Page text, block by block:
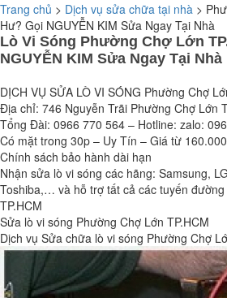
Trang chủ > Dịch vụ sửa chữa tại nhà >
Hư? Gọi NGUYỄN KIM Sửa Ngay Tại Nhà
Lò Vi Sóng Phường Chợ Lớn
NGUYỄN KIM Sửa Ngay Tại Nhà
DỊCH VỤ SỬA LÒ VI SÓNG Phường Chợ
Địa chỉ: 746 Nguyễn Trãi Phường Chợ Lớn
Tổng Đài: 0966 770 564 – Hotline: zalo:
Có mặt trong 30p – Uy Tín – Giá từ
Chính sách bảo hành dài hạn
Nhận sửa lò vi sóng các hãng: Samsung,
Toshiba,… và hỗ trợ tất cả các tuyến
TP.HCM
Sửa lò vi sóng Phường Chợ Lớn TP.HCM
Dịch vụ Sửa chữa lò vi sóng Phường Chợ